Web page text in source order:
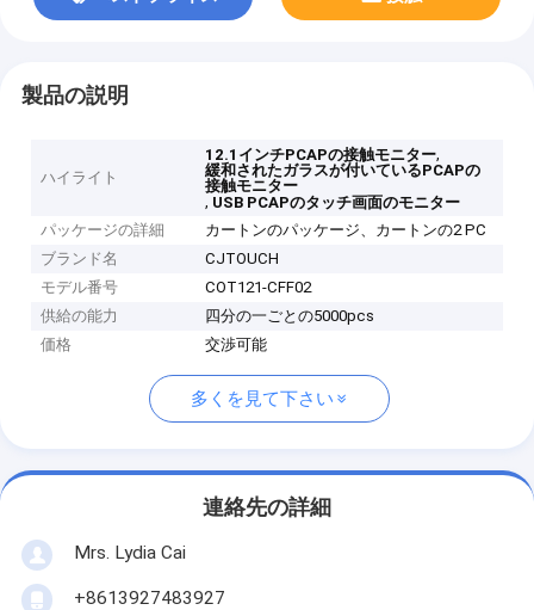
製品の説明
ハイライト
12.1インチPCAPの接触モニター,
緩和されたガラスが付いているPCAPの
接触モニター
, USB PCAPのタッチ画面のモニター
パッケージの詳細
カートンのパッケージ、カートンの2 PC
ブランド名
CJTOUCH
モデル番号
COT121-CFF02
供給の能力
四分の一ごとの5000pcs
価格
交渉可能
多くを見て下さい
連絡先の詳細
Mrs. Lydia Cai
+8613927483927